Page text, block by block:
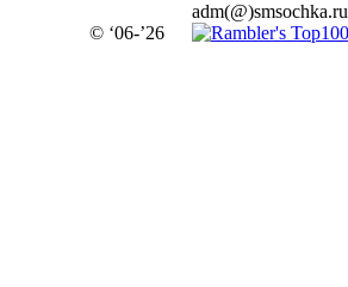
© ‘06-’26
adm(@)smsochka.ru